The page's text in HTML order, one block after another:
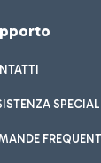
FREQUENTI